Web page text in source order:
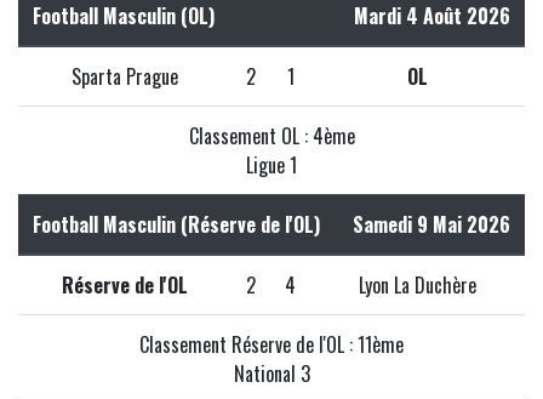
Football Masculin (OL) Mardi 4 Août 2026
Sparta Prague 2 1 OL
Classement OL : 4ème
Ligue 1
Football Masculin (Réserve de l'OL) Samedi 9 Mai 2026
Réserve de l'OL 2 4 Lyon La Duchère
Classement Réserve de l'OL : 11ème
National 3